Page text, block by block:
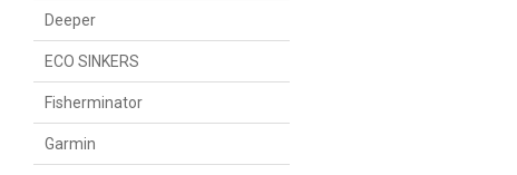
Deeper
ECO SINKERS
Fisherminator
Garmin